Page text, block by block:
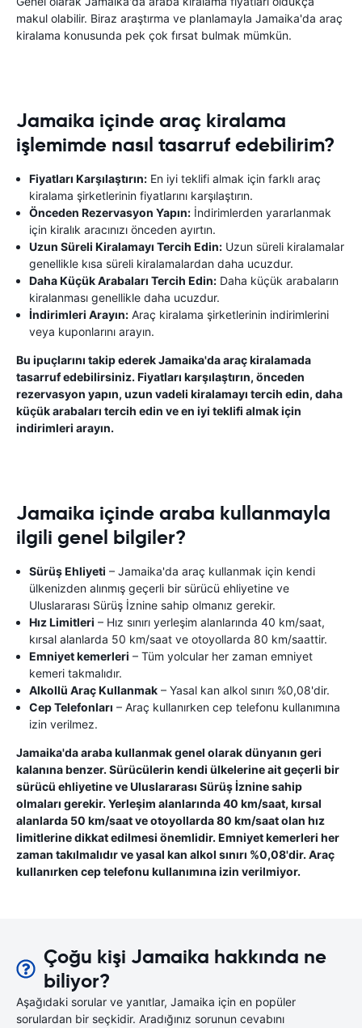
makul olabilir. Biraz araştırma ve planlamayla Jamaika'da araç
kiralama konusunda pek çok fırsat bulmak mümkün.
Jamaika içinde araç kiralama
işlemimde nasıl tasarruf edebilirim?
Fiyatları Karşılaştırın: En iyi teklifi almak için farklı araç
kiralama şirketlerinin fiyatlarını karşılaştırın.
Önceden Rezervasyon Yapın: İndirimlerden yararlanmak
için kiralık aracınızı önceden ayırtın.
Uzun Süreli Kiralamayı Tercih Edin: Uzun süreli kiralamalar
genellikle kısa süreli kiralamalardan daha ucuzdur.
Daha Küçük Arabaları Tercih Edin: Daha küçük arabaların
kiralanması genellikle daha ucuzdur.
İndirimleri Arayın: Araç kiralama şirketlerinin indirimlerini
veya kuponlarını arayın.
Bu ipuçlarını takip ederek Jamaika'da araç kiralamada
tasarruf edebilirsiniz. Fiyatları karşılaştırın, önceden
rezervasyon yapın, uzun vadeli kiralamayı tercih edin, daha
küçük arabaları tercih edin ve en iyi teklifi almak için
indirimleri arayın.
Jamaika içinde araba kullanmayla
ilgili genel bilgiler?
Sürüş Ehliyeti – Jamaika'da araç kullanmak için kendi
ülkenizden alınmış geçerli bir sürücü ehliyetine ve
Uluslararası Sürüş İznine sahip olmanız gerekir.
Hız Limitleri – Hız sınırı yerleşim alanlarında 40 km/saat,
kırsal alanlarda 50 km/saat ve otoyollarda 80 km/saattir.
Emniyet kemerleri – Tüm yolcular her zaman emniyet
kemeri takmalıdır.
Alkollü Araç Kullanmak – Yasal kan alkol sınırı %0,08'dir.
Cep Telefonları – Araç kullanırken cep telefonu kullanımına
izin verilmez.
Jamaika'da araba kullanmak genel olarak dünyanın geri
kalanına benzer. Sürücülerin kendi ülkelerine ait geçerli bir
sürücü ehliyetine ve Uluslararası Sürüş İznine sahip
olmaları gerekir. Yerleşim alanlarında 40 km/saat, kırsal
alanlarda 50 km/saat ve otoyollarda 80 km/saat olan hız
limitlerine dikkat edilmesi önemlidir. Emniyet kemerleri her
zaman takılmalıdır ve yasal kan alkol sınırı %0,08'dir. Araç
kullanırken cep telefonu kullanımına izin verilmiyor.
Çoğu kişi Jamaika hakkında ne
biliyor?
Aşağıdaki sorular ve yanıtlar, Jamaika için en popüler
sorulardan bir seçkidir. Aradığınız sorunun cevabını